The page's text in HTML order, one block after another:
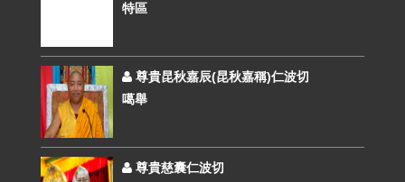
特區
尊貴昆秋嘉辰(昆秋嘉稱)仁波切
噶舉
尊貴慈囊仁波切